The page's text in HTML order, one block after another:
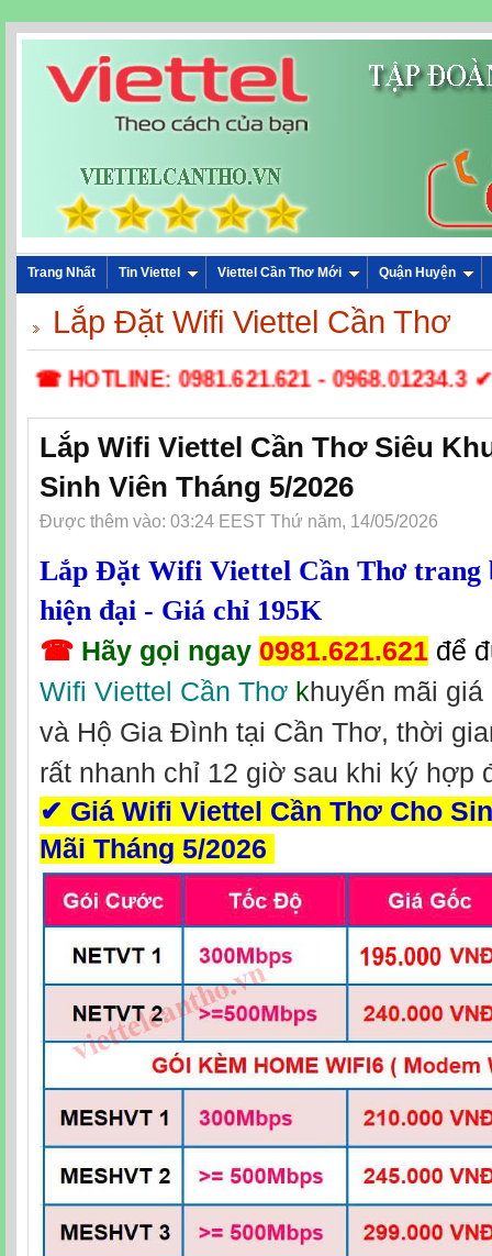
Trang Nhất Tin Viettel Viettel Cần Thơ Mới Quận Huyện
Lắp Đặt Wifi Viettel Cần Thơ
☎ HOTLINE: 0981.621.621 - 0968.01234.3
Lắp Wifi Viettel Cần Thơ Siêu
Sinh Viên Tháng 5/2026
Được thêm vào: 03:24 EEST Thứ năm, 14/05/2026
Lắp Đặt Wifi Viettel Cần Thơ trang
hiện đại - Giá chỉ 195K
☎ Hãy gọi ngay 0981.621.621 để
Wifi Viettel Cần Thơ khuyến mãi
và Hộ Gia Đình tại Cần Thơ, thời
rất nhanh chỉ 12 giờ sau khi ký hợp
✔ Giá Wifi Viettel Cần Thơ Cho
Mãi Tháng 5/2026